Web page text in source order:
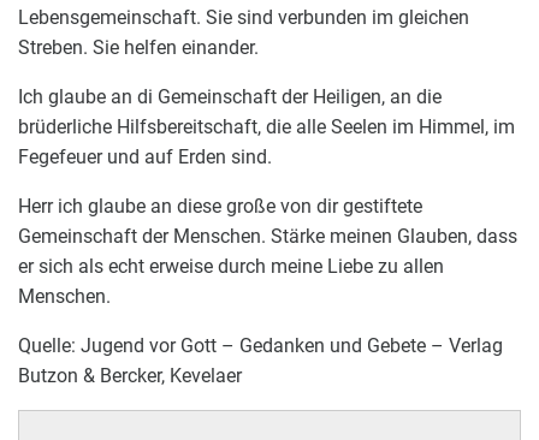
Lebensgemeinschaft. Sie sind verbunden im gleichen
Streben. Sie helfen einander.
Ich glaube an di Gemeinschaft der Heiligen, an die
brüderliche Hilfsbereitschaft, die alle Seelen im Himmel, im
Fegefeuer und auf Erden sind.
Herr ich glaube an diese große von dir gestiftete
Gemeinschaft der Menschen. Stärke meinen Glauben, dass
er sich als echt erweise durch meine Liebe zu allen
Menschen.
Quelle: Jugend vor Gott – Gedanken und Gebete – Verlag
Butzon & Bercker, Kevelaer